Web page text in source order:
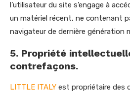
l’utilisateur du site s’engage à
un matériel récent, ne contenant
navigateur de dernière génération
5. Propriété
contrefaçons.
LITTLE ITALY est propriétaire des